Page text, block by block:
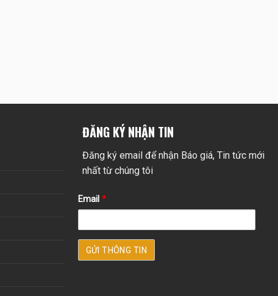
ĐĂNG KÝ NHẬN TIN
Đăng ký email để nhận Báo giá, Tin tức mới
nhất từ chúng tôi
Email *